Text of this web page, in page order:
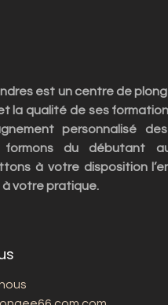
est un centre de
la qualité de ses
personnalisé
formons du débutant
à votre disposition
votre pratique.